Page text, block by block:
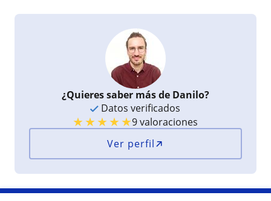
¿Quieres saber más de Danilo?
Datos verificados
★★★★★9 valoraciones
Ver perfil